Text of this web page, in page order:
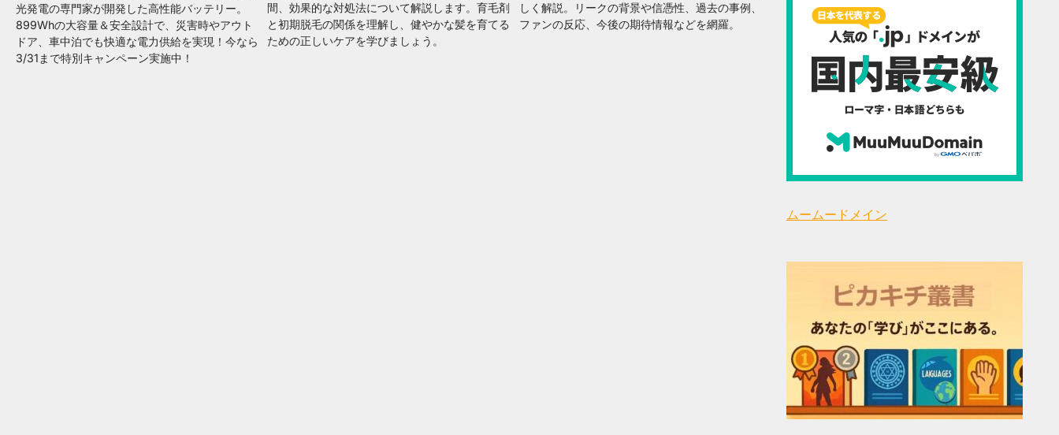
光発電の専門家が開発した高性能バッテリー。
899Whの大容量＆安全設計で、災害時やアウト
ドア、車中泊でも快適な電力供給を実現！今なら
3/31まで特別キャンペーン実施中！
間、効果的な対処法について解説します。育毛剤
と初期脱毛の関係を理解し、健やかな髪を育てる
ための正しいケアを学びましょう。
しく解説。リークの背景や信憑性、過去の事例、
ファンの反応、今後の期待情報などを網羅。
ムームードメイン